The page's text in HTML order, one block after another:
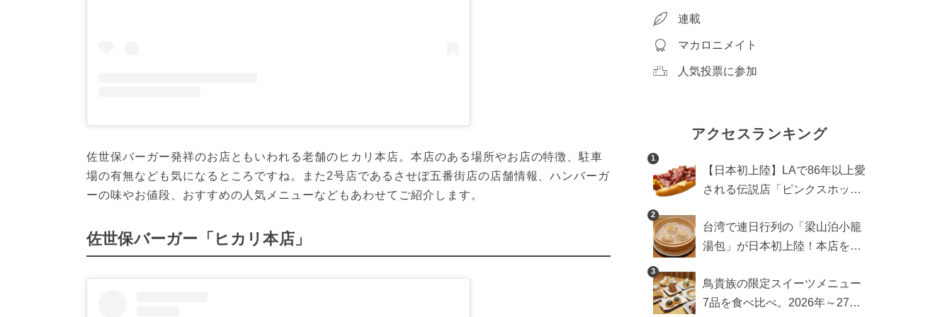
佐世保バーガー発祥のお店ともいわれる老舗のヒカリ本店。本店のある場所やお店の特徴、駐車
場の有無なども気になるところですね。また2号店であるさせぼ五番街店の店舗情報、ハンバーガ
ーの味やお値段、おすすめの人気メニューなどもあわせてご紹介します。
佐世保バーガー「ヒカリ本店」
連載
マカロニメイト
人気投票に参加
アクセスランキング
1
【日本初上陸】LAで86年以上愛
される伝説店「ピンクスホット
ットドッグブーム到来!?
2
台湾で連日行列の「梁山泊小籠
湯包」が日本初上陸！本店を知
3
鳥貴族の限定スイーツメニュー
7品を食べ比べ。2026年～27年